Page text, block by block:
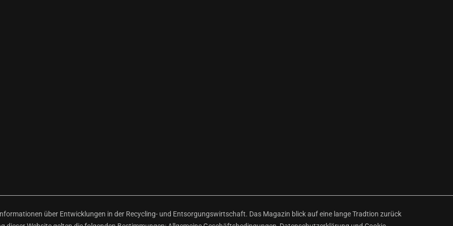
über Entwicklungen in der Recycling- und Entsorgungswirtschaft. Das Magazin blick auf eine lange Tradtion zurück